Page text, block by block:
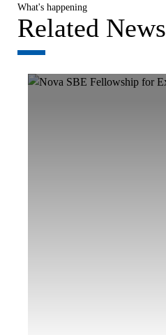
What's happening
Related News